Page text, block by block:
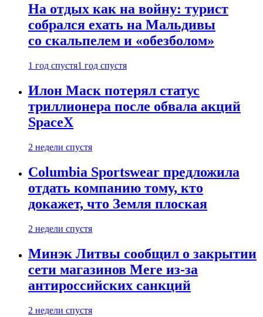
На отдых как на войну: турист
собрался ехать на Мальдивы
со скальпелем и «обезболом»
1 год спустя1 год спустя
Илон Маск потерял статус
триллионера после обвала акций
SpaceX
2 недели спустя
Columbia Sportswear предложила
отдать компанию тому, кто
докажет, что Земля плоская
2 недели спустя
Минэк Литвы сообщил о закрытии
сети магазинов Mere из-за
антироссийских санкций
2 недели спустя